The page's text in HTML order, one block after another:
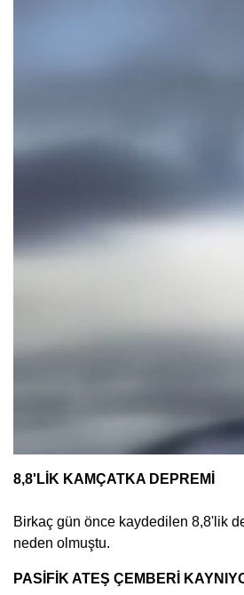
8,8'LİK KAMÇATKA DEPREMİ
Birkaç gün önce kaydedilen 8,8'lik
neden olmuştu.
PASİFİK ATEŞ ÇEMBERİ